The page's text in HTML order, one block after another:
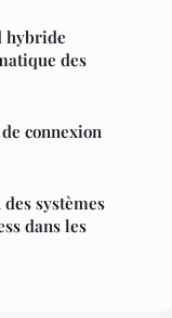
hybride
des
connexion
systèmes
dans les